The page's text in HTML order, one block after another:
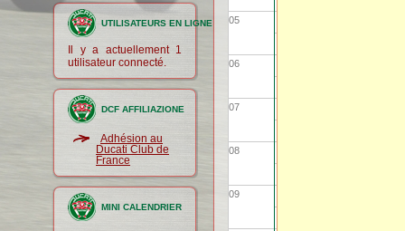
UTILISATEURS EN LIGNE
Il y a actuellement 1
utilisateur connecté.
DCF AFFILIAZIONE
Adhésion au
Ducati Club de
France
MINI CALENDRIER
05
06
07
08
09